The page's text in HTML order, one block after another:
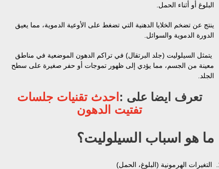
البلوغ أو أثناء الحمل.
ينتج عن تضخم الخلايا الدهنية التي تضغط على الأوعية الدموية، مما يعيق
الدورة الدموية والسوائل.
يتمثل السيلوليت (جلد البرتقال) في تراكم الدهون الموضعية في مناطق
معينة من الجسم، مما يؤدي إلى ظهور تموجات أو حفر صغيرة على سطح
الجلد.
تعرف ايضا على : احدث تقنيات جلسات
تفتيت الدهون
ما هو اسباب السيلوليت؟
التغيرات الهرمونية (البلوغ، الحمل)